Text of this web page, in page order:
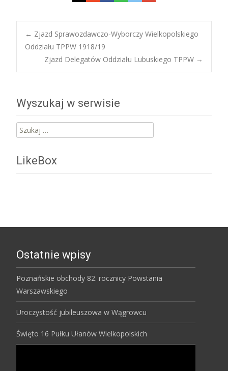
Post
navigation
← Zjazd Sprawozdawczo-Wyborczy Wielkopolskiego
Oddziału TPPW 1918/19
Zjazd Delegatów Oddziału Lubuskiego TPPW →
Wyszukaj w serwisie
Szukaj:
LikeBox
Ostatnie wpisy
Poznańskie obchody 82. rocznicy Powstania
Warszawskiego
Uroczystość jubileuszowa w Wągrowcu
Święto 16 Pułku Ułanów Wielkopolskich